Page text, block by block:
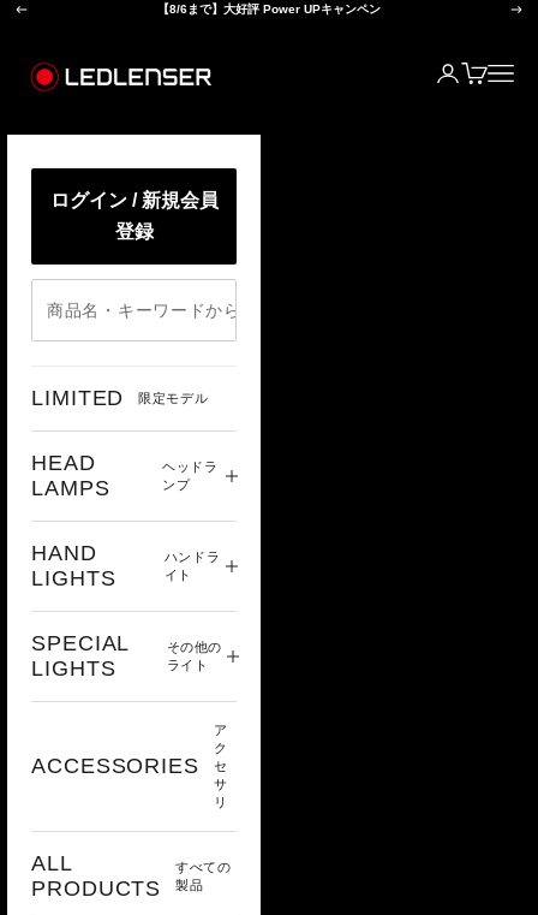
コンテンツへスキップ
前へ 【8/6まで】大好評 Power UPキャンペン 次へ
ログイン
カートメニ
ログイン / 新規会員
登録
LIMITED 限定モデル
HEAD
LAMPS
ヘッドラ
ンプ
HAND
LIGHTS
ハンドラ
イト
SPECIAL
LIGHTS
その他の
ライト
ACCESSORIES
ア
ク
セ
サ
リ
ALL
PRODUCTS
すべての
製品